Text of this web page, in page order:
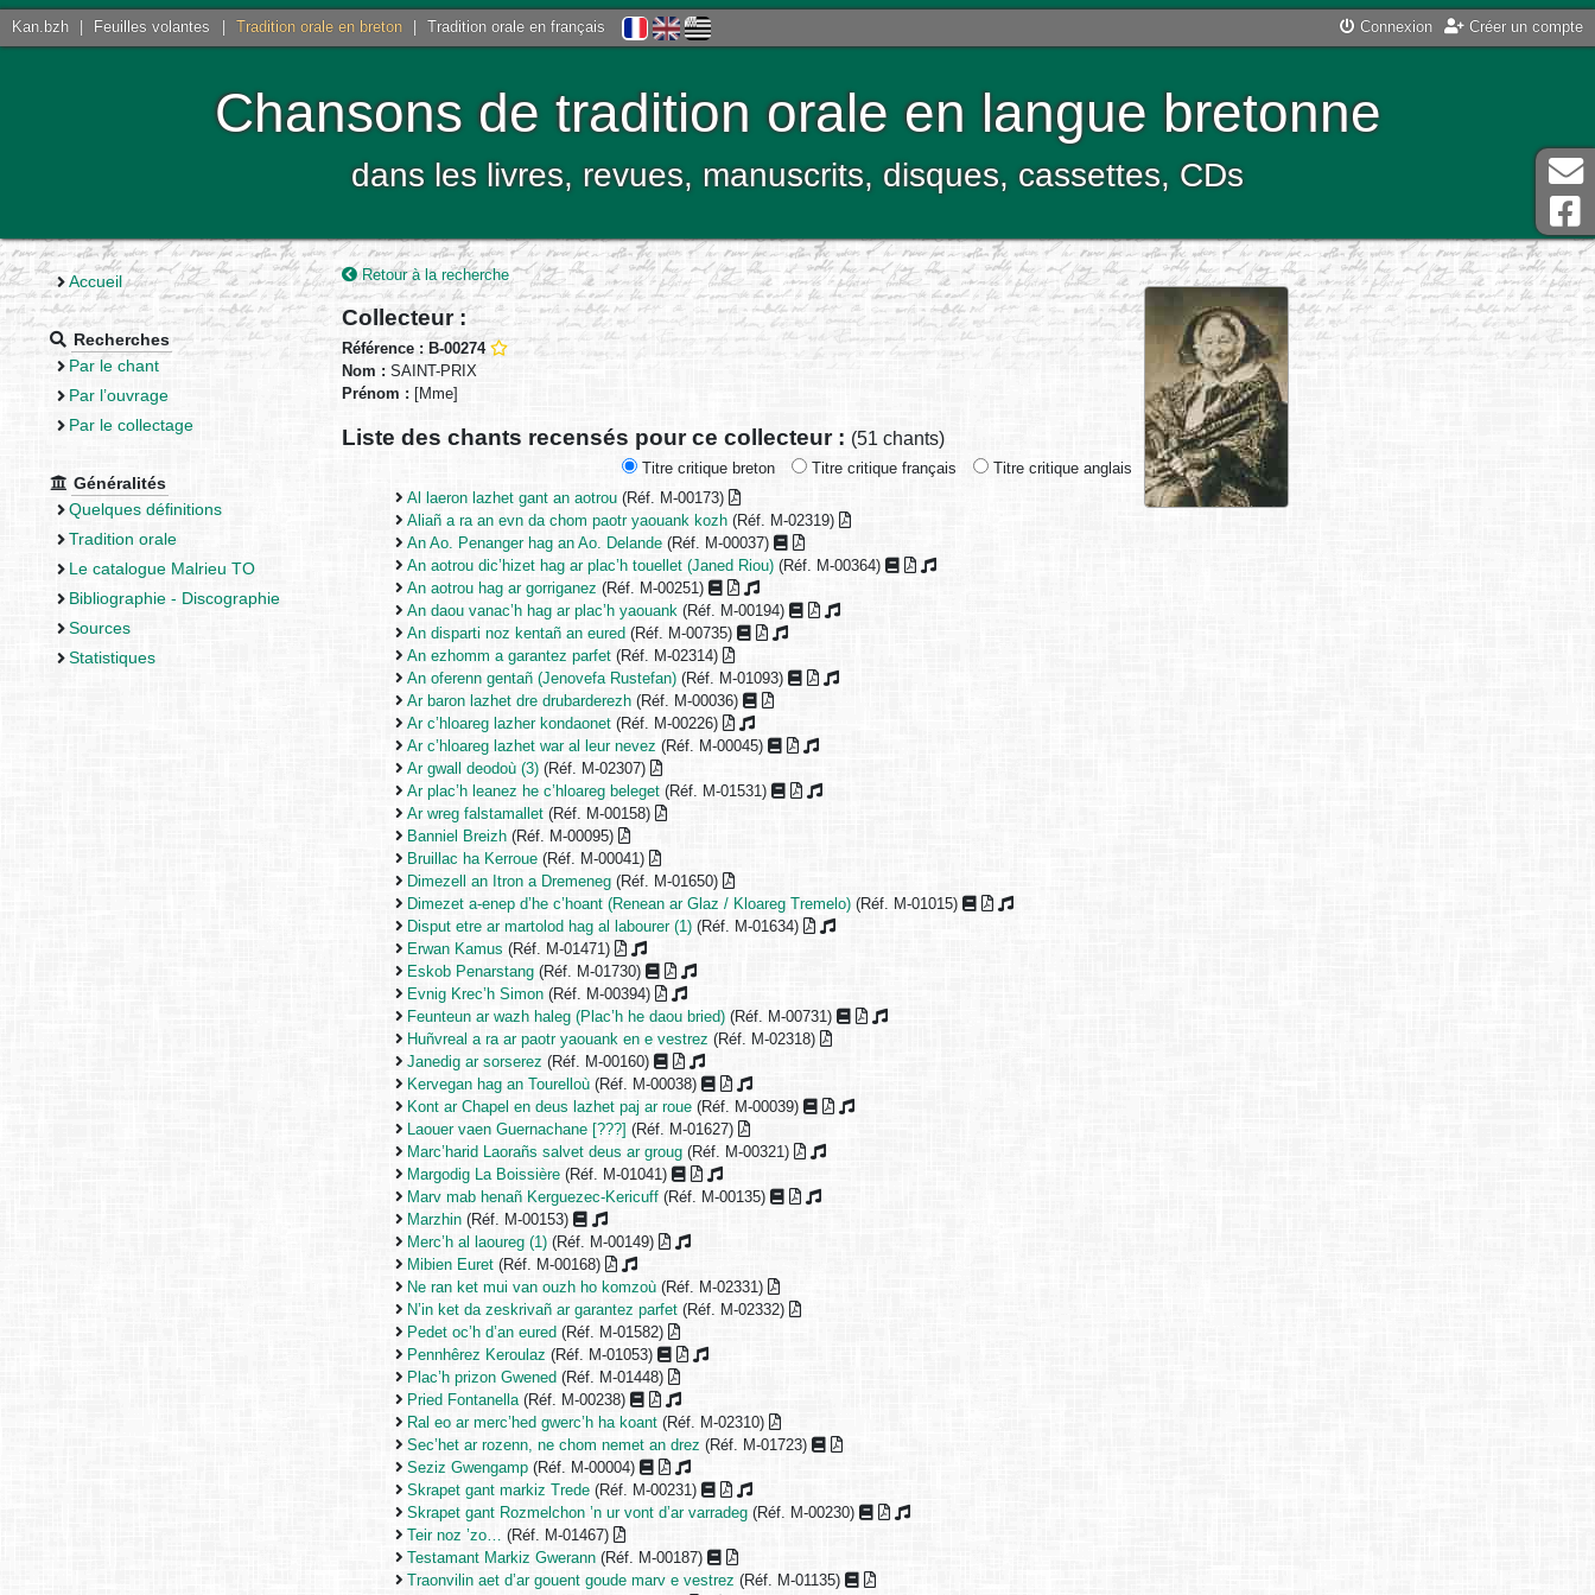
Kan.bzh Feuilles volantes Tradition orale en breton Tradition orale en français Connexion Créer un compte
Chansons de tradition orale en langue bretonne
dans les livres, revues, manuscrits, disques, cassettes, CDs
Accueil
Recherches
Par le chant
Par l’ouvrage
Par le collectage
Généralités
Quelques définitions
Tradition orale
Le catalogue Malrieu TO
Bibliographie - Discographie
Sources
Statistiques
Retour à la recherche
Collecteur :
Référence : B-00274
Nom : SAINT-PRIX
Prénom : [Mme]
Liste des chants recensés pour ce collecteur : (51 chants)
Titre critique breton Titre critique français
Titre critique anglais
Al laeron lazhet gant an aotrou (Réf. M-00173)
Aliañ a ra an evn da chom paotr yaouank kozh (Réf. M-02319)
An Ao. Penanger hag an Ao. Delande (Réf. M-00037)
An aotrou dic’hizet hag ar plac’h touellet (Janed Riou) (Réf. M-00364)
An aotrou hag ar gorriganez (Réf. M-00251)
An daou vanac’h hag ar plac’h yaouank (Réf. M-00194)
An disparti noz kentañ an eured (Réf. M-00735)
An ezhomm a garantez parfet (Réf. M-02314)
An oferenn gentañ (Jenovefa Rustefan) (Réf. M-01093)
Ar baron lazhet dre drubarderezh (Réf. M-00036)
Ar c’hloareg lazher kondaonet (Réf. M-00226)
Ar c’hloareg lazhet war al leur nevez (Réf. M-00045)
Ar gwall deodoù (3) (Réf. M-02307)
Ar plac’h leanez he c’hloareg beleget (Réf. M-01531)
Ar wreg falstamallet (Réf. M-00158)
Banniel Breizh (Réf. M-00095)
Bruillac ha Kerroue (Réf. M-00041)
Dimezell an Itron a Dremeneg (Réf. M-01650)
Dimezet a-enep d’he c’hoant (Renean ar Glaz / Kloareg Tremelo) (Réf. M-01015)
Disput etre ar martolod hag al labourer (1) (Réf. M-01634)
Erwan Kamus (Réf. M-01471)
Eskob Penarstang (Réf. M-01730)
Evnig Krec’h Simon (Réf. M-00394)
Feunteun ar wazh haleg (Plac’h he daou bried) (Réf. M-00731)
Huñvreal a ra ar paotr yaouank en e vestrez (Réf. M-02318)
Janedig ar sorserez (Réf. M-00160)
Kervegan hag an Tourelloù (Réf. M-00038)
Kont ar Chapel en deus lazhet paj ar roue (Réf. M-00039)
Laouer vaen Guernachane [???] (Réf. M-01627)
Marc’harid Laorañs salvet deus ar groug (Réf. M-00321)
Margodig La Boissière (Réf. M-01041)
Marv mab henañ Kerguezec-Kericuff (Réf. M-00135)
Marzhin (Réf. M-00153)
Merc’h al laoureg (1) (Réf. M-00149)
Mibien Euret (Réf. M-00168)
Ne ran ket mui van ouzh ho komzoù (Réf. M-02331)
N’in ket da zeskrivañ ar garantez parfet (Réf. M-02332)
Pedet oc’h d’an eured (Réf. M-01582)
Pennhêrez Keroulaz (Réf. M-01053)
Plac’h prizon Gwened (Réf. M-01448)
Pried Fontanella (Réf. M-00238)
Ral eo ar merc’hed gwerc’h ha koant (Réf. M-02310)
Sec’het ar rozenn, ne chom nemet an drez (Réf. M-01723)
Seziz Gwengamp (Réf. M-00004)
Skrapet gant markiz Trede (Réf. M-00231)
Skrapet gant Rozmelchon ’n ur vont d’ar varradeg (Réf. M-00230)
Teir noz ’zo…
(Réf. M-01467)
Testamant Markiz Gwerann (Réf. M-00187)
Traonvilin aet d’ar gouent goude marv e vestrez (Réf. M-01135)